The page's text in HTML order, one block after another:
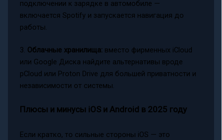
подключении к зарядке в автомобиле —
включается Spotify и запускается навигация до
работы.
3. Облачные хранилища: вместо фирменных iCloud
или Google Диска найдите альтернативы вроде
pCloud или Proton Drive для большей приватности и
независимости от системы.
Плюсы и минусы iOS и Android в 2025 году
Если кратко, то сильные стороны iOS — это